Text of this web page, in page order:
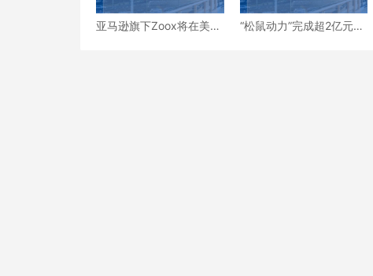
亚马逊旗下Zoox将在美国
“松鼠动力”完成超2亿元A